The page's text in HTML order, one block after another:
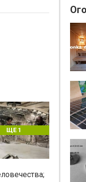
ЩЕ 1